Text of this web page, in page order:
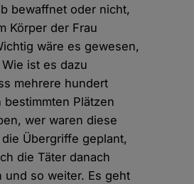
bewaffnet oder nicht,
Körper der Frau
wäre es gewesen,
ist es dazu
mehrere hundert
bestimmten Plätzen
wer waren diese
Übergriffe geplant,
die Täter danach
und so weiter. Es geht